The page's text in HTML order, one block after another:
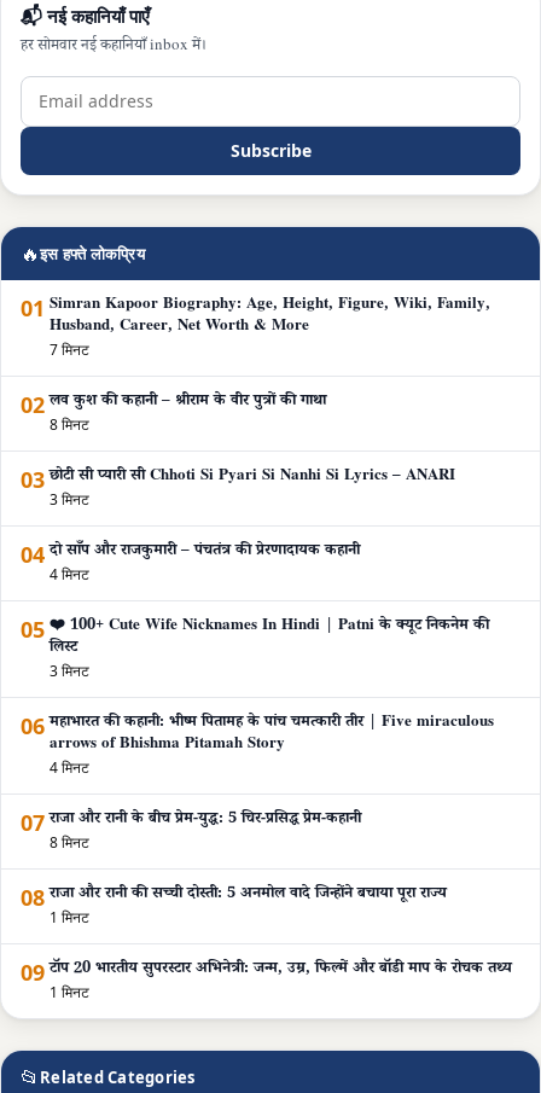
📬 नई कहानियाँ पाएँ
हर सोमवार नई कहानियाँ inbox में।
Subscribe
🔥इस हफ्ते लोकप्रिय
01 Simran Kapoor Biography: Age, Height, Figure, Wiki, Family,
Husband, Career, Net Worth & More
7 मिनट
02 लव कुश की कहानी – श्रीराम के वीर पुत्रों की गाथा
8 मिनट
03 छोटी सी प्यारी सी Chhoti Si Pyari Si Nanhi Si Lyrics – ANARI
3 मिनट
04 दो साँप और राजकुमारी – पंचतंत्र की प्रेरणादायक कहानी
4 मिनट
05 ❤️ 100+ Cute Wife Nicknames In Hindi | Patni के क्यूट निकनेम की
लिस्ट
3 मिनट
06 महाभारत की कहानी: भीष्म पितामह के पांच चमत्कारी तीर | Five miraculous
arrows of Bhishma Pitamah Story
4 मिनट
07 राजा और रानी के बीच प्रेम-युद्ध: 5 चिर-प्रसिद्ध प्रेम-कहानी
8 मिनट
08 राजा और रानी की सच्ची दोस्ती: 5 अनमोल वादे जिन्होंने बचाया पूरा राज्य
1 मिनट
09 टॉप 20 भारतीय सुपरस्टार अभिनेत्री: जन्म, उम्र, फिल्में और बॉडी माप के रोचक तथ्य
1 मिनट
📂 Related Categories